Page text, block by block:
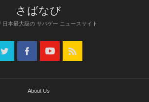
日本最大級の サバゲー ニュースサイト
About Us